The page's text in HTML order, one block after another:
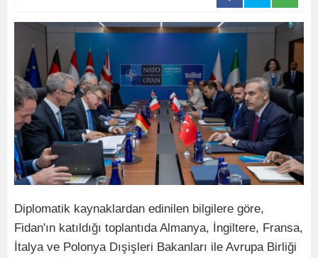
Diplomatik kaynaklardan edinilen bilgilere göre,
Fidan'ın katıldığı toplantıda Almanya, İngiltere, Fransa,
İtalya ve Polonya Dışişleri Bakanları ile Avrupa Birliği